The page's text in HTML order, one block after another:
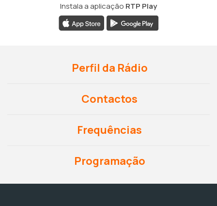
Instala a aplicação RTP Play
Perfil da Rádio
Contactos
Frequências
Programação